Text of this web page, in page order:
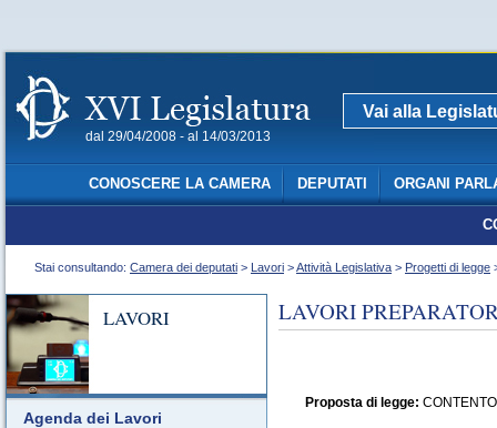
dal 29/04/2008 - al 14/03/2013
Vai alla
CONOSCERE LA CAMERA DEPUTATI ORGANI
Stai consultando: Camera dei deputati > Lavori >Attività Legislativa > Progetti di legge
LAVORI
Agenda dei Lavori
LAVORI
Proposta di legge: